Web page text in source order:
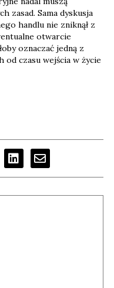
zasad. Sama dyskusja
handlu nie zniknął z
otwarcie
oznaczać jedną z
od czasu wejścia w życie